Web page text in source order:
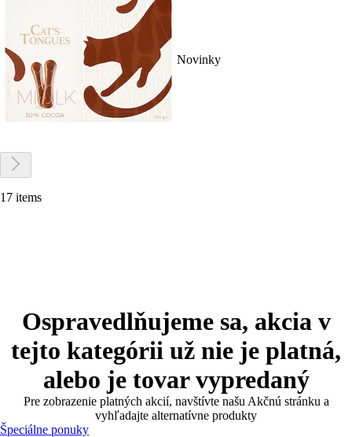
Novinky
17 items
Ospravedlňujeme sa, akcia v
tejto kategórii už nie je platná,
alebo je tovar vypredaný
Pre zobrazenie platných akcií, navštívte našu Akčnú stránku a
vyhľadajte alternatívne produkty
Špeciálne ponuky